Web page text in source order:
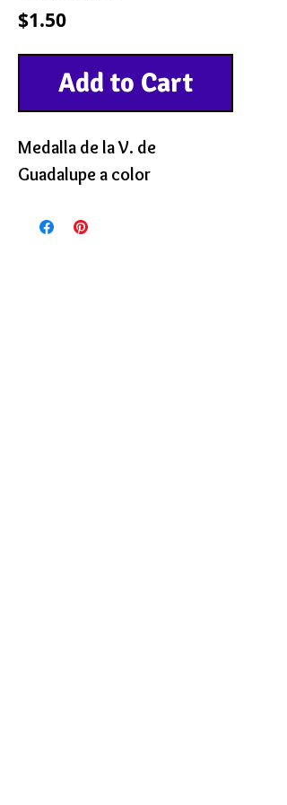
$1.50Precio
Add to Cart
Medalla de la V. de
Guadalupe a color